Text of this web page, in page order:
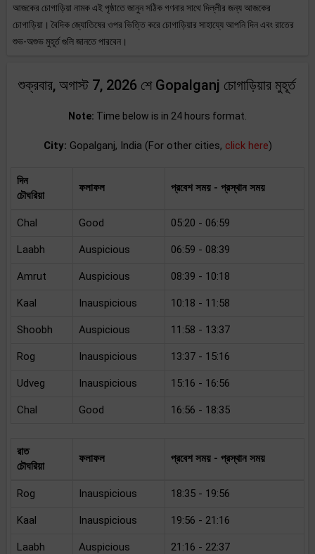
আজকের চোগাড়িয়া নামক এই পৃষ্ঠাতে জানুন সঠিক গণনার সাথে দিল্লীর জন্য আজকের
চোগাড়িয়া। বৈদিক জ্যোতিষের ওপর ভিত্তি করে চোগাড়িয়ার সাহায্যে আপনি দিন এবং রাতের
শুভ-অশুভ মুহূর্ত গুলি জানতে পারবেন।
শুক্রবার, অগাস্ট 7, 2026 শে Gopalganj চোগাড়িয়ার মুহূর্ত
Note: Time below is in 24 hours format.
City: Gopalganj, India (For other cities, click here)
দিন
চৌঘরিয়া
ফলাফল প্রবেশ সময় - প্রস্থান সময়
Chal Good 05:20 - 06:59
Laabh Auspicious 06:59 - 08:39
Amrut Auspicious 08:39 - 10:18
Kaal Inauspicious 10:18 - 11:58
Shoobh Auspicious 11:58 - 13:37
Rog Inauspicious 13:37 - 15:16
Udveg Inauspicious 15:16 - 16:56
Chal Good 16:56 - 18:35
রাত
চৌঘরিয়া
ফলাফল প্রবেশ সময় - প্রস্থান সময়
Rog Inauspicious 18:35 - 19:56
Kaal Inauspicious 19:56 - 21:16
Laabh Auspicious 21:16 - 22:37